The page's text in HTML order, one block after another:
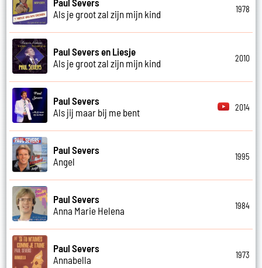
Als je groot zal zijn mijn kind
1978
Paul Severs en Liesje
Als je groot zal zijn mijn kind
2010
Paul Severs
Als jij maar bij me bent
2014
Paul Severs
Angel
1995
Paul Severs
Anna Marie Helena
1984
Paul Severs
Annabella
1973